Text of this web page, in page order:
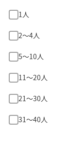
1人
2〜4人
5〜10人
11〜20人
21〜30人
31〜40人